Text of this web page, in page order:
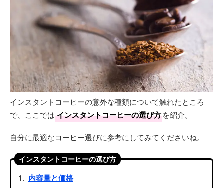
インスタントコーヒーの意外な種類について触れたところ
で、ここでは インスタントコーヒーの選び方を紹介。
自分に最適なコーヒー選びに参考にしてみてくださいね。
インスタントコーヒーの選び方
内容量と価格